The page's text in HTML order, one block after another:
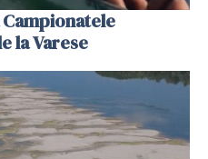
la Varese